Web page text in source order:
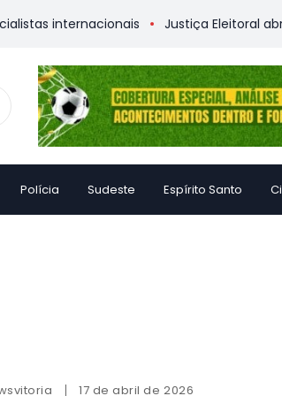
internacionais Justiça Eleitoral abre
Polícia Sudeste Espírito Santo
17 de abril de 2026